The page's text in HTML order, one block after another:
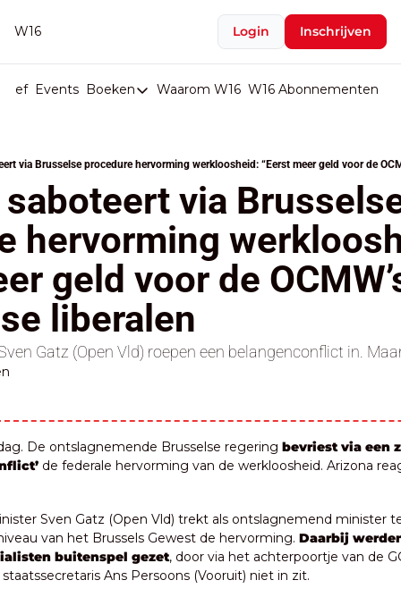
W16 Login Inschrijven
Events Boeken
Boeken
Boeken
Stop de Persen
Het Merk België
De Doodgravers van België
Bpost Hold-up
Waarom W16 W16 Abonnementen
via Brusselse procedure hervorming werkloosheid: “Eerst meer geld voor de
saboteert via
hervorming
geld voor de
liberalen
Gatz (Open Vld) roepen een belangenconflict in.
De ontslagnemende Brusselse regering bevriest via een
de federale hervorming van de werkloosheid. Arizona
Sven Gatz (Open Vld) trekt als ontslagnemend minister
van het Brussels Gewest de hervorming. Daarbij
buitenspel gezet, door via het achterpoortje van de
Ans Persoons (Vooruit) niet in zit.